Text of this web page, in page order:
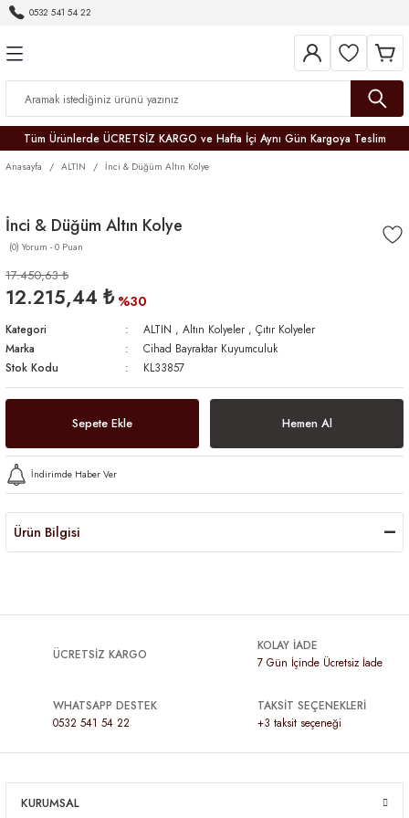
0532 541 54 22
Tüm Ürünlerde ÜCRETSİZ KARGO ve Hafta İçi Aynı Gün Kargoya Teslim
Anasayfa ALTIN İnci & Düğüm Altın Kolye
İnci & Düğüm Altın Kolye
(0) Yorum - 0 Puan
17.450,63 ₺
12.215,44 ₺ %30
Kategori ALTIN , Altın Kolyeler , Çıtır Kolyeler
Marka
Cihad Bayraktar Kuyumculuk
Stok Kodu
KL33857
Sepete Ekle Hemen Al
İndirimde Haber Ver
Ürün Bilgisi
ÜCRETSİZ KARGO
KOLAY İADE
7 Gün İçinde Ücretsiz İade
WHATSAPP DESTEK
0532 541 54 22
TAKSİT SEÇENEKLERİ
+3 taksit seçeneği
KURUMSAL